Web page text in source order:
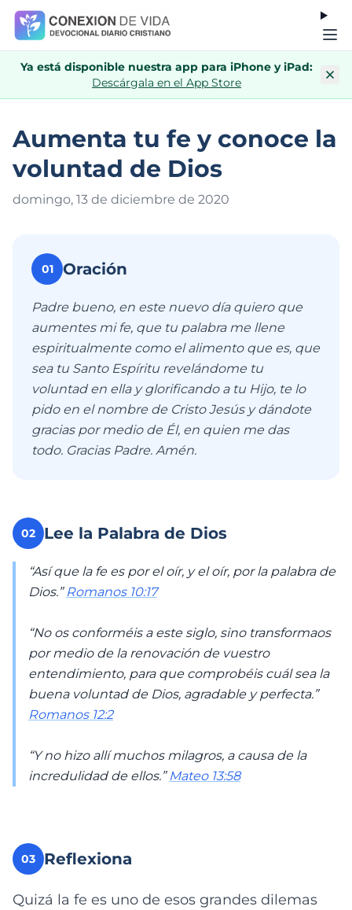
Ya está disponible nuestra app para iPhone y iPad:
Descárgala en el App Store
Aumenta tu fe y conoce la
voluntad de Dios
domingo, 13 de diciembre de 2020
01 Oración
Padre bueno, en este nuevo día quiero que
aumentes mi fe, que tu palabra me llene
espiritualmente como el alimento que es, que
sea tu Santo Espíritu revelándome tu
voluntad en ella y glorificando a tu Hijo, te lo
pido en el nombre de Cristo Jesús y dándote
gracias por medio de Él, en quien me das
todo. Gracias Padre. Amén.
02 Lee la Palabra de Dios
“Así que la fe es por el oír, y el oír, por la palabra de
Dios.” Romanos 10:17
“No os conforméis a este siglo, sino transformaos
por medio de la renovación de vuestro
entendimiento, para que comprobéis cuál sea la
buena voluntad de Dios, agradable y perfecta.”
Romanos 12:2
“Y no hizo allí muchos milagros, a causa de la
incredulidad de ellos.” Mateo 13:58
03 Reflexiona
Quizá la fe es uno de esos grandes dilemas